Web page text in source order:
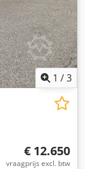
1 /3
€ 12.650
vraagprijs excl. btw